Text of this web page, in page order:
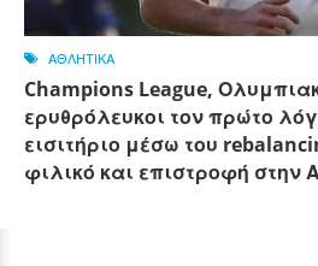
ΑΘΛΗΤΙΚΑ
Champions League,
ερυθρόλευκοι τον πρώτο
εισιτήριο μέσω του
φιλικό και επιστροφή στην